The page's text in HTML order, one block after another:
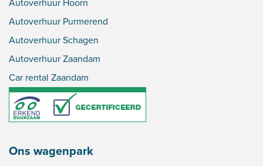
Autoverhuur Purmerend
Autoverhuur Schagen
Autoverhuur Zaandam
Car rental Zaandam
Ons wagenpark